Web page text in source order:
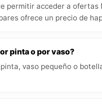
permitir acceder a
ofrece un precio de
pinta o por vaso?
vaso pequeño o